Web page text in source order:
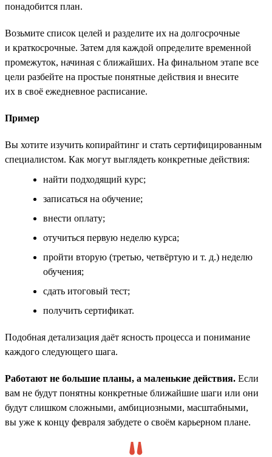
понадобится план.
Возьмите список целей и разделите их на долгосрочные
и краткосрочные. Затем для каждой определите временной
промежуток, начиная с ближайших. На финальном этапе все
цели разбейте на простые понятные действия и внесите
их в своё ежедневное расписание.
Пример
Вы хотите изучить копирайтинг и стать сертифицированным
специалистом. Как могут выглядеть конкретные действия:
найти подходящий курс;
записаться на обучение;
внести оплату;
отучиться первую неделю курса;
пройти вторую (третью, четвёртую и т. д.) неделю
обучения;
сдать итоговый тест;
получить сертификат.
Подобная детализация даёт ясность процесса и понимание
каждого следующего шага.
Работают не большие планы, а маленькие действия. Если
вам не будут понятны конкретные ближайшие шаги или они
будут слишком сложными, амбициозными, масштабными,
вы уже к концу февраля забудете о своём карьерном плане.